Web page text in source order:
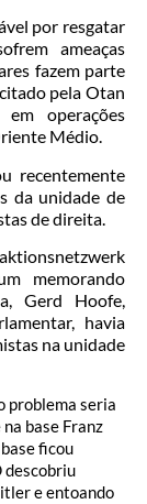
por resgatar
ameaças
fazem parte
pela Otan
operações
Médio.
recentemente
da unidade de
de direita.
memorando
Gerd Hoofe,
havia
na unidade
problema seria
base Franz
ficou
descobriu
e entoando